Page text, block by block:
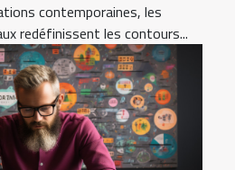
contemporaines, les
redéfinissent les contours...